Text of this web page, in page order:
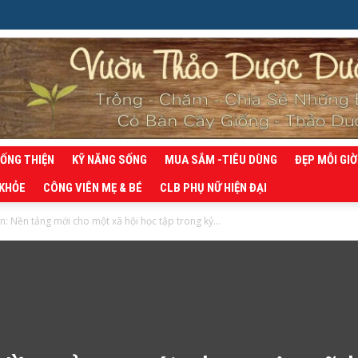
THIỆN KỸ NĂNG SỐNG MUA SẮM -TIÊU DÙNG
ĐẸP MỖI GIỜ
CÔNG VIÊN MẸ & BÉ CLB PHỤ NỮ HIỆN ĐẠI
Nền tảng mới cho một xã hội học tập trong kỷ...